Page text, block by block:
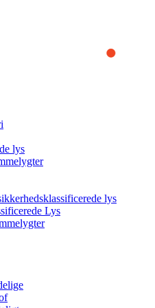
you the best experience
this website, you accept
how the website is used and
learn more or to find out how
our
lys
lys
Lys